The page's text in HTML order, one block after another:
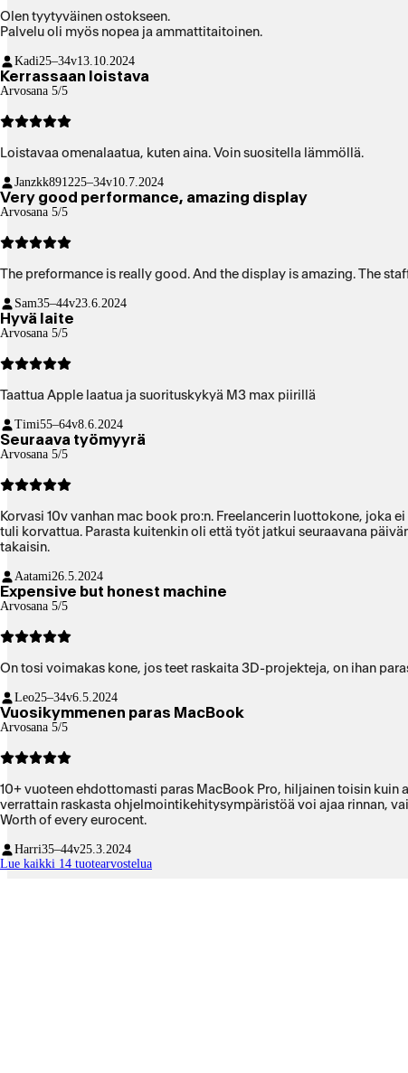
Olen tyytyväinen ostokseen.
Palvelu oli myös nopea ja ammattitaitoinen.
Kadi25–34v13.10.2024
Kerrassaan loistava
Arvosana 5/5
Loistavaa omenalaatua, kuten aina. Voin suositella lämmöllä.
Janzkk891225–34v10.7.2024
Very good performance, amazing display
Arvosana 5/5
The preformance is really good. And the display is amazing. The
Sam35–44v23.6.2024
Hyvä laite
Arvosana 5/5
Taattua Apple laatua ja suorituskykyä M3 max piirillä
Timi55–64v8.6.2024
Seuraava työmyyrä
Arvosana 5/5
Korvasi 10v vanhan mac book pro:n. Freelancerin luottokone, joka ei ole vielä kertaakaan pettänyt. Nyt kuukausi käytössä ja ne ominaisuudet mitä piti vanhan koneen osalta korvattua, kuten lisää tehoa
tuli korvattua. Parasta kuitenkin oli että työt jatkui seuraavana
takaisin.
Aatami26.5.2024
Expensive but honest machine
Arvosana 5/5
On tosi voimakas kone, jos teet raskaita 3D-projekteja, on ihan
Leo25–34v6.5.2024
Vuosikymmenen paras MacBook
Arvosana 5/5
10+ vuoteen ehdottomasti paras MacBook Pro, hiljainen toisin
verrattain raskasta ohjelmointikehitysympäristöä voi ajaa rinnan,
Worth of every eurocent.
Harri35–44v25.3.2024
Lue kaikki 14 tuotearvostelua